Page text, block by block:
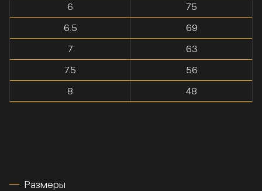
6
75
6.5
69
7
63
7.5
56
8
48
Размеры